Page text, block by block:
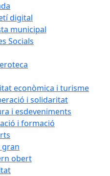
digital
municipal
Socials
econòmica i turisme
i solidaritat
i esdeveniments
i formació
gran
obert